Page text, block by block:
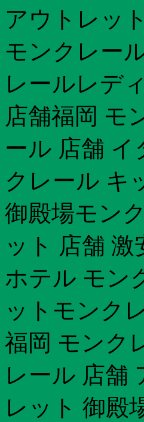
アウトレッ
モンクレー
レールレデ
店舗福岡 モ
ール 店舗
クレール キ
御殿場モン
ット 店舗
ホテル モン
ットモンク
福岡 モンク
レール 店舗
レット 御殿